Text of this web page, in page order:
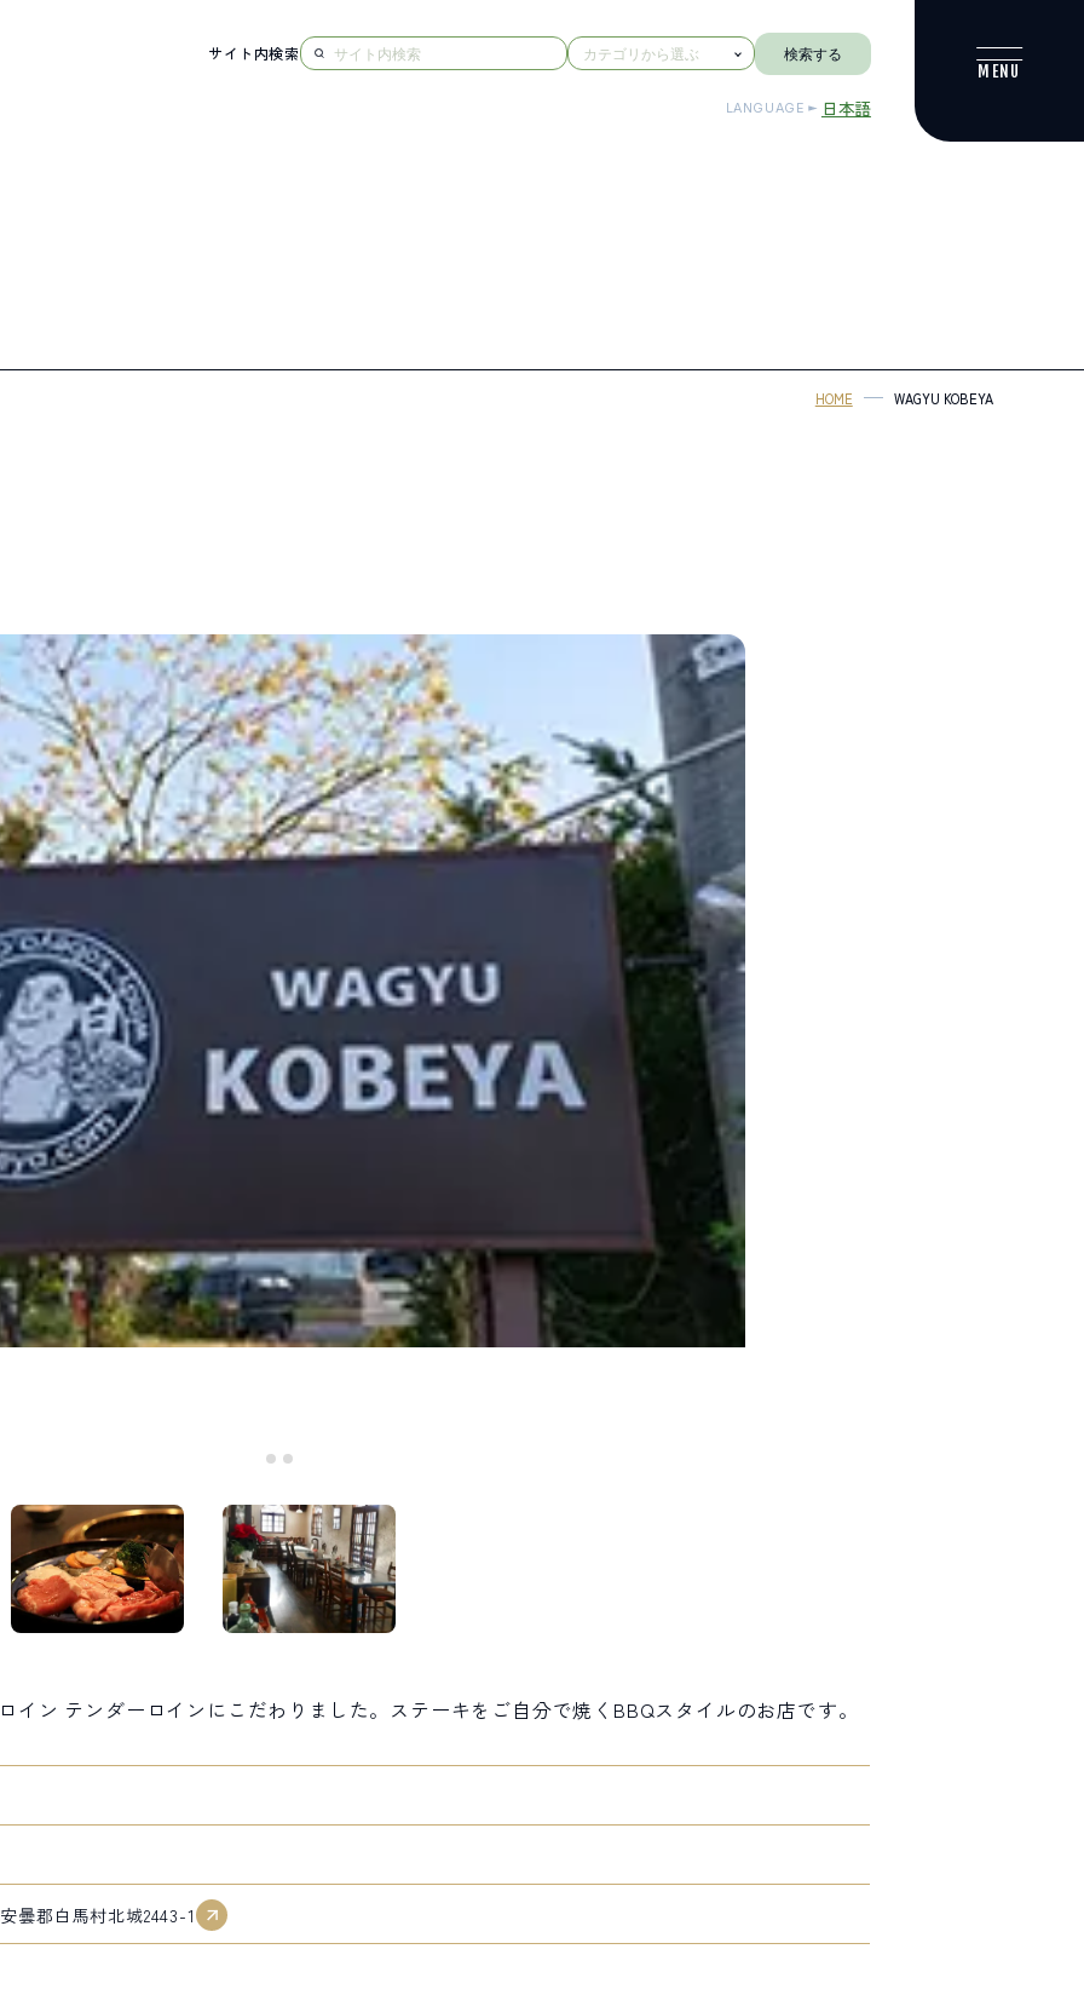
EVENTS
イベント情報
INFORMATION
お知らせ
MEISTER TOUR
マイスターツアー
STAY
宿泊施設
ACTIVITIES
アクティビティー
HAKUBA ORIGINAL
Hakuba Original
NORWAY VILLAGE
ノルウェービレッジ
SEASONS
白馬村の季節
SHIONOMICHI
塩の道
FURUSATO TAX
ふるさと納税
プライバシーポリシー
LANGUAGE 日本語
サイト内検索 検索する
HOME WAGYU KOBEYA
イン テンダーロインにこだわりました。ステーキをご自分で焼くBBQスタイルのお店です。
曇郡白馬村北城2443-1